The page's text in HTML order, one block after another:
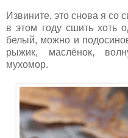
Извините, это снова я
в этом году сшить хоть
белый, можно и
рыжик, маслёнок,
мухомор.